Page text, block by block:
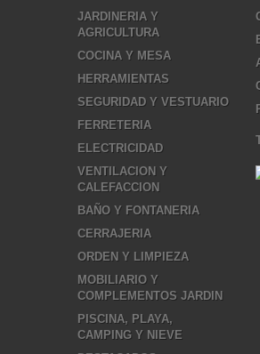
JARDINERIA Y
AGRICULTURA
COCINA Y MESA
HERRAMIENTAS
SEGURIDAD Y VESTUARIO
FERRETERIA
ELECTRICIDAD
VENTILACION Y
CALEFACCION
BAÑO Y FONTANERIA
CERRAJERIA
ORDEN Y LIMPIEZA
MOBILIARIO Y
COMPLEMENTOS JARDIN
PISCINA, PLAYA,
CAMPING Y NIEVE